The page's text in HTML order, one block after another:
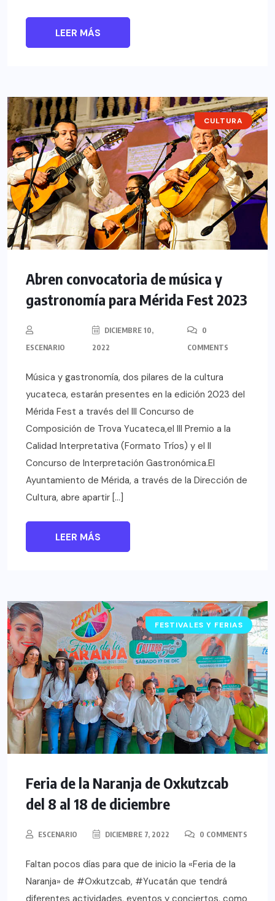
LEER MÁS
CULTURA
Abren convocatoria de música y
gastronomía para Mérida Fest 2023
ESCENARIO
DICIEMBRE 10,
2022
0
COMMENTS
Música y gastronomía, dos pilares de la cultura
yucateca, estarán presentes en la edición 2023 del
Mérida Fest a través del III Concurso de
Composición de Trova Yucateca,el III Premio a la
Calidad Interpretativa (Formato Tríos) y el II
Concurso de Interpretación Gastronómica.El
Ayuntamiento de Mérida, a través de la Dirección de
Cultura, abre apartir […]
LEER MÁS
FESTIVALES Y FERIAS
Feria de la Naranja de Oxkutzcab
del 8 al 18 de diciembre
ESCENARIO DICIEMBRE 7, 2022 0 COMMENTS
Faltan pocos días para que de inicio la «Feria de la
Naranja» de #Oxkutzcab, #Yucatán que tendrá
diferentes actividades, eventos y conciertos, como